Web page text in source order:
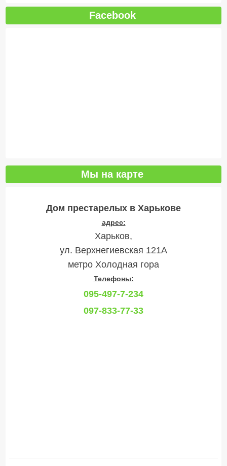
Facebook
Мы на карте
Дом престарелых в Харькове
адрес:
Харьков,
ул. Верхнегиевская 121А
метро Холодная гора
Телефоны:
095-497-7-234
097-833-77-33